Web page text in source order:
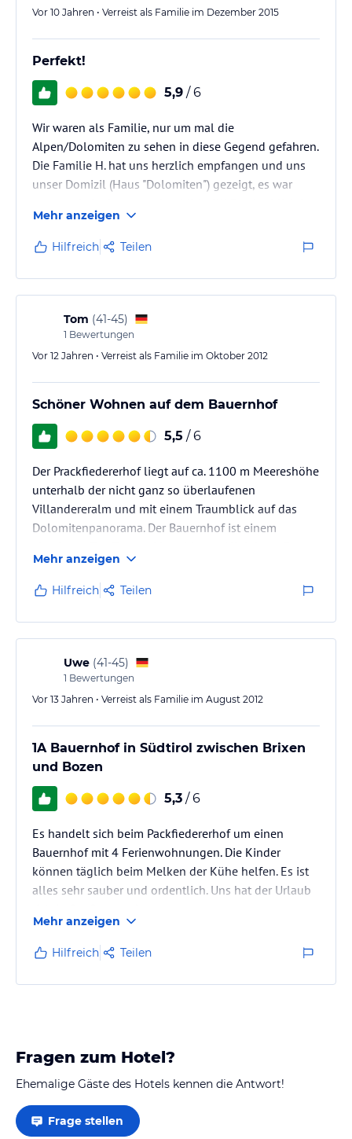
Vor 10 Jahren • Verreist als Familie im Dezember 2015
Perfekt!
5,9 / 6
Wir waren als Familie, nur um mal die
Alpen/Dolomiten zu sehen in diese Gegend gefahren.
Die Familie H. hat uns herzlich empfangen und uns
unser Domizil (Haus "Dolomiten") gezeigt, es war
Atemberaubend!
Die Kinder (13+11) sind täglich im Stall gewesen und
durften helfen bzw. wurden voll mit eingebunden!!
Was den Kindern super viel Spaß gemacht und auch
Verantwortung beigebracht hat!!! Die täglich frisch
gemolkene Milch haben sie voller Stolz mit gebracht
Mehr anzeigen
Hilfreich Teilen
Tom (41-45)
1 Bewertungen
Vor 12 Jahren • Verreist als Familie im Oktober 2012
Schöner Wohnen auf dem Bauernhof
5,5 / 6
Der Prackfiedererhof liegt auf ca. 1100 m Meereshöhe
unterhalb der nicht ganz so überlaufenen
Villandereralm und mit einem Traumblick auf das
Dolomitenpanorama. Der Bauernhof ist einem
handelt sich um einen ökologischen Betrieb: Eigenes
Wasser, Holz und Strom. Die Gastgeber sind sehr
freundlich, hilfsbereit und kinderlieb. Wir hatten das
Glück, im neugebauten Ferienhaus Dolomiten
untergekommen zu sein. Ohne Übertreibung: Das war
die beste und schönste Unterkunft,…
Mehr anzeigen
Hilfreich Teilen
Uwe (41-45)
1 Bewertungen
Vor 13 Jahren • Verreist als Familie im August 2012
1A Bauernhof in Südtirol zwischen Brixen
und Bozen
5,3 / 6
Es handelt sich beim Packfiedererhof um einen
Bauernhof mit 4 Ferienwohnungen. Die Kinder
können täglich beim Melken der Kühe helfen. Es ist
alles sehr sauber und ordentlich. Uns hat der Urlaub
Mehr anzeigen
Hilfreich Teilen
Fragen zum Hotel?
Ehemalige Gäste des Hotels kennen die Antwort!
Frage stellen